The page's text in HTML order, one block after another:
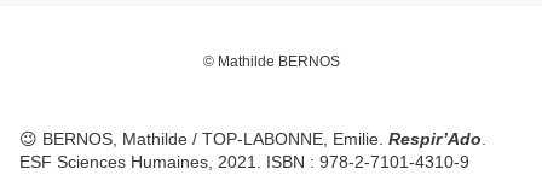
© Mathilde BERNOS
😉 BERNOS, Mathilde / TOP-LABONNE, Emilie. Respir’Ado
ESF Sciences Humaines, 2021. ISBN : 978-2-7101-4310-9